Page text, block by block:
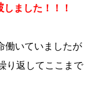
しました！！！
働いていましたが
り返してここまで